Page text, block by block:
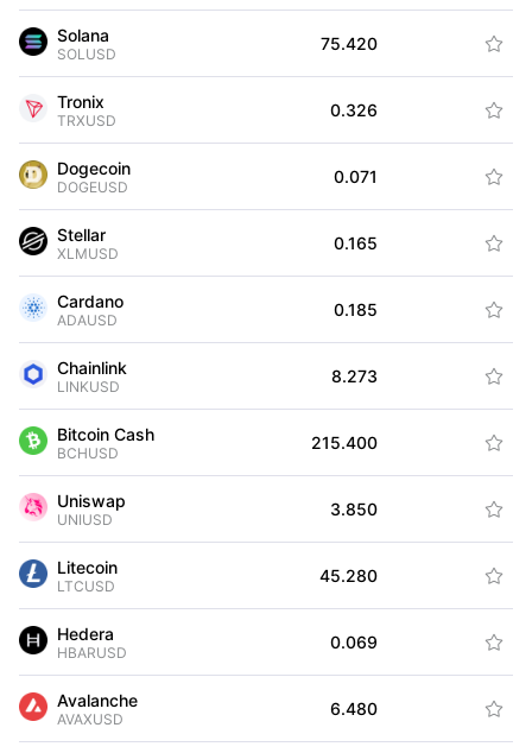
Solana
SOLUSD 75.420 
Tronix
TRXUSD 0.326 
Dogecoin
DOGEUSD 0.071 
Stellar
XLMUSD 0.165 
Cardano
ADAUSD 0.185 -

Chainlink
LINKUSD 8.273 
Bitcoin Cash
BCHUSD 215.400 
Uniswap
UNIUSD 3.850 -

Litecoin
LTCUSD 45.280 
Hedera
HBARUSD 0.069 
Avalanche
AVAXUSD 6.480 